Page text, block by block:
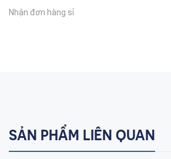
Nhận đơn hàng sỉ
SẢN PHẨM LIÊN QUAN